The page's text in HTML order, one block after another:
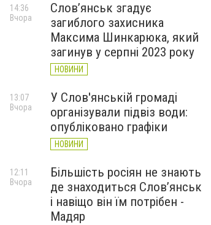
Слов’янськ згадує
загиблого захисника
Максима Шинкарюка, який
загинув у серпні 2023 року
НОВИНИ
14:36
Вчора
У Слов'янській громаді
організували підвіз води:
опубліковано графіки
НОВИНИ
13:07
Вчора
Більшість росіян не знають
де знаходиться Слов’янськ
і навіщо він їм потрібен -
Мадяр
12:11
Вчора